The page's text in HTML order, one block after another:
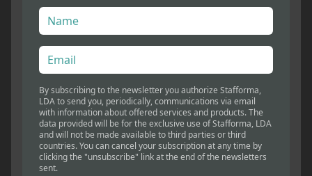
By subscribing to the newsletter you authorize Stafforma,
LDA to send you, periodically, communications via email
with information about offered services and products. The
data provided will be for the exclusive use of Stafforma, LDA
and will not be made available to third parties or third
countries. You can cancel your subscription at any time by
clicking the "unsubscribe" link at the end of the newsletters
sent.